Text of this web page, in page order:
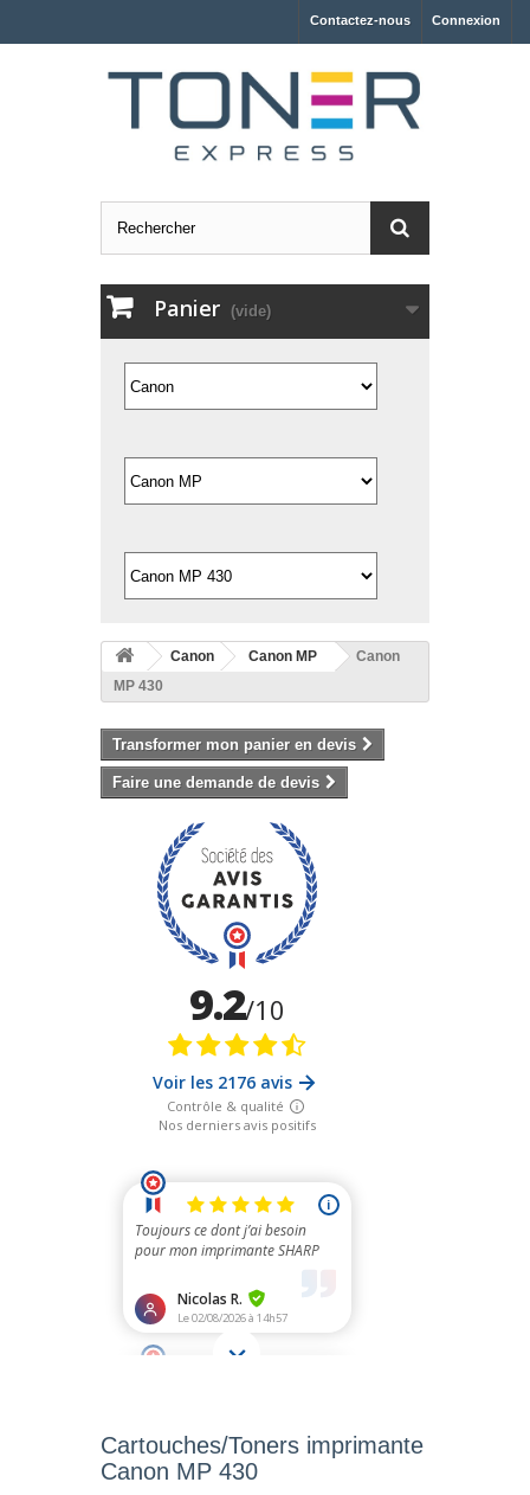
Connexion
Contactez-nous
Panier (vide)
Canon Canon MP
Canon
MP 430
Transformer mon panier en devis
Faire une demande de devis
Cartouches/Toners imprimante
Canon MP 430